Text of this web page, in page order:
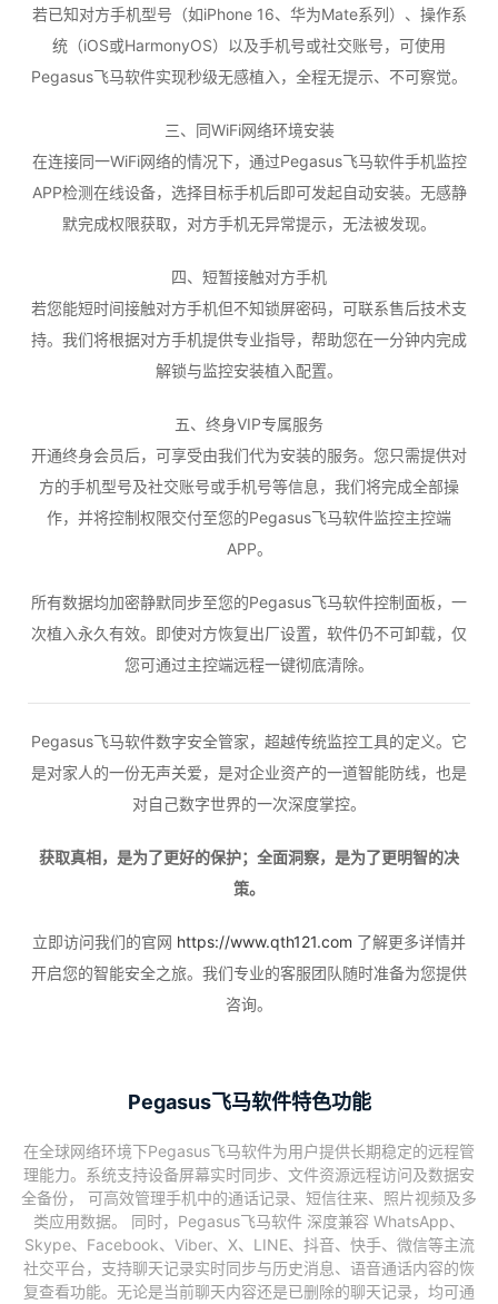
若已知对方手机型号（如iPhone 16、华为Mate系列）、操作系
统（iOS或HarmonyOS）以及手机号或社交账号，可使用
Pegasus飞马软件实现秒级无感植入，全程无提示、不可察觉。
三、同WiFi网络环境安装
在连接同一WiFi网络的情况下，通过Pegasus飞马软件手机监控
APP检测在线设备，选择目标手机后即可发起自动安装。无感静
默完成权限获取，对方手机无异常提示，无法被发现。
四、短暂接触对方手机
若您能短时间接触对方手机但不知锁屏密码，可联系售后技术支
持。我们将根据对方手机提供专业指导，帮助您在一分钟内完成
解锁与监控安装植入配置。
五、终身VIP专属服务
开通终身会员后，可享受由我们代为安装的服务。您只需提供对
方的手机型号及社交账号或手机号等信息，我们将完成全部操
作，并将控制权限交付至您的Pegasus飞马软件监控主控端
APP。
所有数据均加密静默同步至您的Pegasus飞马软件控制面板，一
次植入永久有效。即使对方恢复出厂设置，软件仍不可卸载，仅
您可通过主控端远程一键彻底清除。
Pegasus飞马软件数字安全管家，超越传统监控工具的定义。它
是对家人的一份无声关爱，是对企业资产的一道智能防线，也是
对自己数字世界的一次深度掌控。
获取真相，是为了更好的保护；全面洞察，是为了更明智的决
策。
立即访问我们的官网 https://www.qth121.com 了解更多详情并
开启您的智能安全之旅。我们专业的客服团队随时准备为您提供
咨询。
Pegasus飞马软件特色功能
在全球网络环境下Pegasus飞马软件为用户提供长期稳定的远程管
理能力。系统支持设备屏幕实时同步、文件资源远程访问及数据安
全备份， 可高效管理手机中的通话记录、短信往来、照片视频及多
类应用数据。 同时，Pegasus飞马软件 深度兼容 WhatsApp、
Skype、Facebook、Viber、X、LINE、抖音、快手、微信等主流
社交平台，支持聊天记录实时同步与历史消息、语音通话内容的恢
复查看功能。无论是当前聊天内容还是已删除的聊天记录，均可通